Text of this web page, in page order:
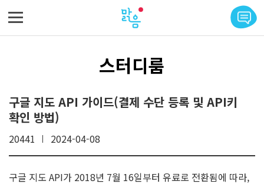
스터디룸
구글 지도 API 가이드(결제 수단 등록 및 API키
확인 방법)
20441 2024-04-08
구글 지도 API가 2018년 7월 16일부터 유료로 전환됨에 따라,